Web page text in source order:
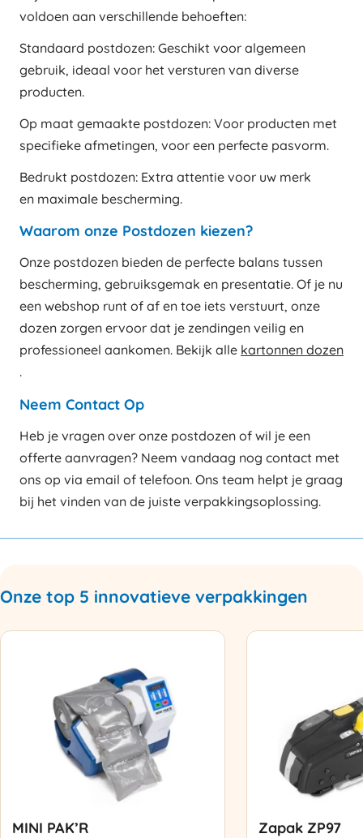
voldoen aan verschillende behoeften:
Standaard postdozen: Geschikt voor algemeen
gebruik, ideaal voor het versturen van diverse
producten.
Op maat gemaakte postdozen: Voor producten met
specifieke afmetingen, voor een perfecte pasvorm.
Bedrukt postdozen: Extra attentie voor uw merk
en maximale bescherming.
Waarom onze Postdozen kiezen?
Onze postdozen bieden de perfecte balans tussen
bescherming, gebruiksgemak en presentatie. Of je nu
een webshop runt of af en toe iets verstuurt, onze
dozen zorgen ervoor dat je zendingen veilig en
professioneel aankomen. Bekijk alle kartonnen dozen
.
Neem Contact Op
Heb je vragen over onze postdozen of wil je een
offerte aanvragen? Neem vandaag nog contact met
ons op via email of telefoon. Ons team helpt je graag
bij het vinden van de juiste verpakkingsoplossing.
Onze top 5 innovatieve verpakkingen
MINI PAK’R
Zapak ZP97